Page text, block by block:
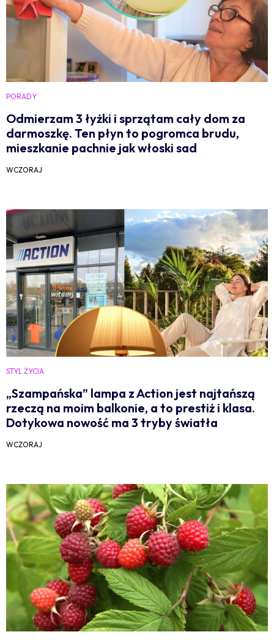
PORADY
Odmierzam 3 łyżki i sprzątam cały dom za
darmoszkę. Ten płyn to pogromca brudu,
mieszkanie pachnie jak włoski sad
WCZORAJ
STYL ŻYCIA
„Szampańska” lampa z Action jest najtańszą
rzeczą na moim balkonie, a to prestiż i klasa.
Dotykowa nowość ma 3 tryby światła
WCZORAJ